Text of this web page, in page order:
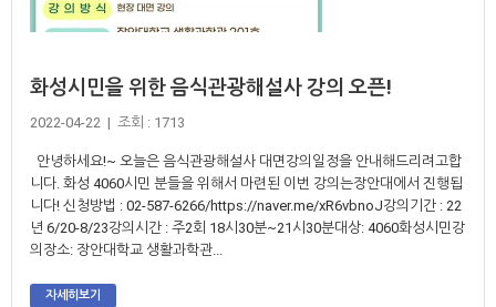
화성시민을 위한 음식관광해설사 강의 오픈!
2022-04-22 | 조회 : 1713
안녕하세요!~ 오늘은 음식관광해설사 대면강의일정을 안내해드리려고합
니다. 화성 4060시민 분들을 위해서 마련된 이번 강의는장안대에서 진행됩
니다! 신청방법 : 02-587-6266/https://naver.me/xR6vbnoJ강의기간 : 22
년 6/20-8/23강의시간 : 주2회 18시30분~21시30분대상: 4060화성시민강
의장소: 장안대학교 생활과학관...
자세히보기